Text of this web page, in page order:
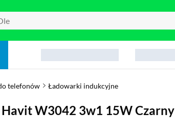
telefonów Ładowarki indukcyjne
W3042 3w1 15W Czarny